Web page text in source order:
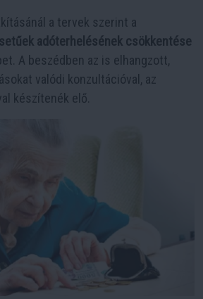
a tervek szerint a
adóterhelésének csökkentése
A beszédben az is elhangzott,
valódi konzultációval, az
készítenék elő.